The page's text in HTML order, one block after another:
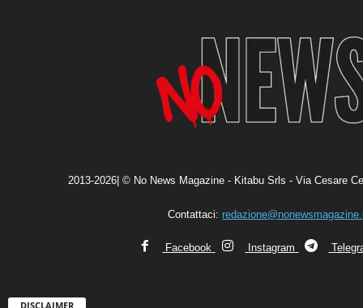
2013-2026| © No News Magazine - Kitabu Srls - Via Cesare
Contattaci:
Facebook Instagram
DISCLAIMER